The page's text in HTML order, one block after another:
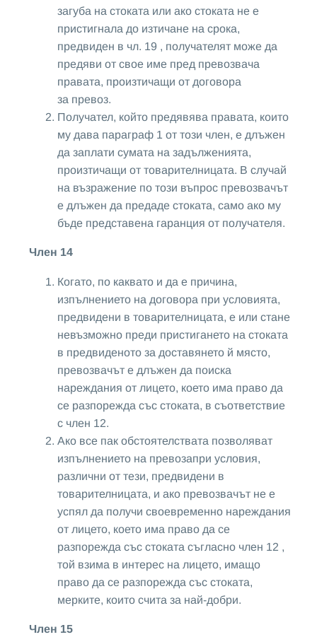
загуба на стоката или ако стоката не е
пристигнала до изтичане на срока,
предвиден в чл. 19 , получателят може да
предяви от свое име пред превозвача
правата, произтичащи от договора
за превоз.
Получател, който предявява правата, които
му дава параграф 1 от този член, е длъжен
да заплати сумата на задълженията,
произтичащи от товарителницата. В случай
на възражение по този въпрос превозвачът
е длъжен да предаде стоката, само ако му
бъде представена гаранция от получателя.
Член 14
Когато, по каквато и да е причина,
изпълнението на договора при условията,
предвидени в товарителницата, е или стане
невъзможно преди пристигането на стоката
в предвиденото за доставянето й място,
превозвачът е длъжен да поиска
нареждания от лицето, което има право да
се разпорежда със стоката, в съответствие
с член 12.
Ако все пак обстоятелствата позволяват
изпълнението на превозапри условия,
различни от тези, предвидени в
товарителницата, и ако превозвачът не е
успял да получи своевременно нареждания
от лицето, което има право да се
разпорежда със стоката съгласно член 12 ,
той взима в интерес на лицето, имащо
право да се разпорежда със стоката,
мерките, които счита за най-добри.
Член 15